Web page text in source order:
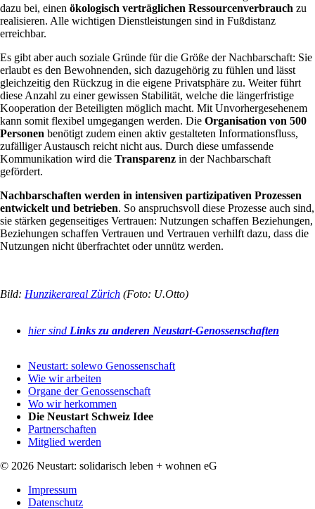
dazu bei, einen ökologisch verträglichen Ressourcenverbrauch zu
realisieren. Alle wichtigen Dienstleistungen sind in Fußdistanz
erreichbar.
Es gibt aber auch soziale Gründe für die Größe der Nachbarschaft: Sie
erlaubt es den Bewohnenden, sich dazugehörig zu fühlen und lässt
gleichzeitig den Rückzug in die eigene Privatsphäre zu. Weiter führt
diese Anzahl zu einer gewissen Stabilität, welche die längerfristige
Kooperation der Beteiligten möglich macht. Mit Unvorhergesehenem
kann somit flexibel umgegangen werden. Die Organisation von 500
Personen benötigt zudem einen aktiv gestalteten Informationsfluss,
zufälliger Austausch reicht nicht aus. Durch diese umfassende
Kommunikation wird die Transparenz in der Nachbarschaft
gefördert.
Nachbarschaften werden in intensiven partizipativen Prozessen
entwickelt und betrieben. So anspruchsvoll diese Prozesse auch sind,
sie stärken gegenseitiges Vertrauen: Nutzungen schaffen Beziehungen,
Beziehungen schaffen Vertrauen und Vertrauen verhilft dazu, dass die
Nutzungen nicht überfrachtet oder unnütz werden.
Bild: Hunzikerareal Zürich (Foto: U.Otto)
hier sind Links zu anderen Neustart-Genossenschaften
überspringenNeustart: solewo Genossenschaft
Wie wir arbeiten
Organe der Genossenschaft
Wo wir herkommen
Die Neustart Schweiz Idee
Partnerschaften
Mitglied werden
© 2026 Neustart: solidarisch leben + wohnen eG
überspringen
Impressum
Datenschutz